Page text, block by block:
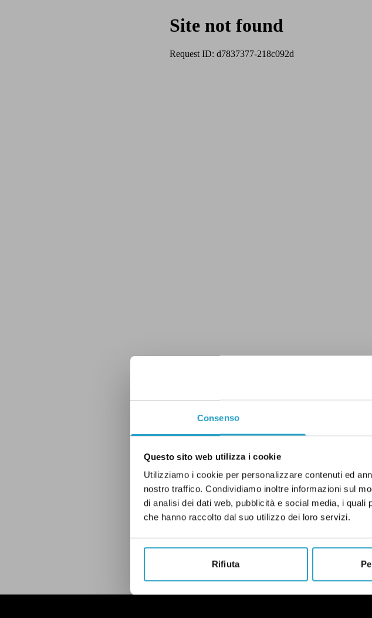
Consenso
Questo sito web utilizza i cookie
Utilizziamo i cookie per personalizzare contenuti ed
nostro traffico. Condividiamo inoltre informazioni sul
di analisi dei dati web, pubblicità e social media, i
che hanno raccolto dal suo utilizzo dei loro servizi.
Rifiuta
FACTCHECKEU GOVERNO CONTE
LEGGI LA NOSTRA POLITICA DELLE CORREZIONI